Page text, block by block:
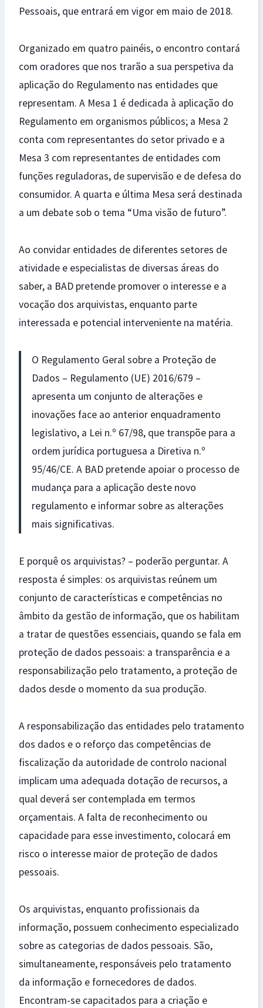
Pessoais, que entrará em vigor em maio de 2018.
Organizado em quatro painéis, o encontro contará
com oradores que nos trarão a sua perspetiva da
aplicação do Regulamento nas entidades que
representam. A Mesa 1 é dedicada à aplicação do
Regulamento em organismos públicos; a Mesa 2
conta com representantes do setor privado e a
Mesa 3 com representantes de entidades com
funções reguladoras, de supervisão e de defesa do
consumidor. A quarta e última Mesa será destinada
a um debate sob o tema “Uma visão de futuro”.
Ao convidar entidades de diferentes setores de
atividade e especialistas de diversas áreas do
saber, a BAD pretende promover o interesse e a
vocação dos arquivistas, enquanto parte
interessada e potencial interveniente na matéria.
O Regulamento Geral sobre a Proteção de
Dados – Regulamento (UE) 2016/679 –
apresenta um conjunto de alterações e
inovações face ao anterior enquadramento
legislativo, a Lei n.º 67/98, que transpõe para a
ordem jurídica portuguesa a Diretiva n.º
95/46/CE. A BAD pretende apoiar o processo de
mudança para a aplicação deste novo
regulamento e informar sobre as alterações
mais significativas.
E porquê os arquivistas? – poderão perguntar. A
resposta é simples: os arquivistas reúnem um
conjunto de características e competências no
âmbito da gestão de informação, que os habilitam
a tratar de questões essenciais, quando se fala em
proteção de dados pessoais: a transparência e a
responsabilização pelo tratamento, a proteção de
dados desde o momento da sua produção.
A responsabilização das entidades pelo tratamento
dos dados e o reforço das competências de
fiscalização da autoridade de controlo nacional
implicam uma adequada dotação de recursos, a
qual deverá ser contemplada em termos
orçamentais. A falta de reconhecimento ou
capacidade para esse investimento, colocará em
risco o interesse maior de proteção de dados
pessoais.
Os arquivistas, enquanto profissionais da
informação, possuem conhecimento especializado
sobre as categorias de dados pessoais. São,
simultaneamente, responsáveis pelo tratamento
da informação e fornecedores de dados.
Encontram-se capacitados para a criação e